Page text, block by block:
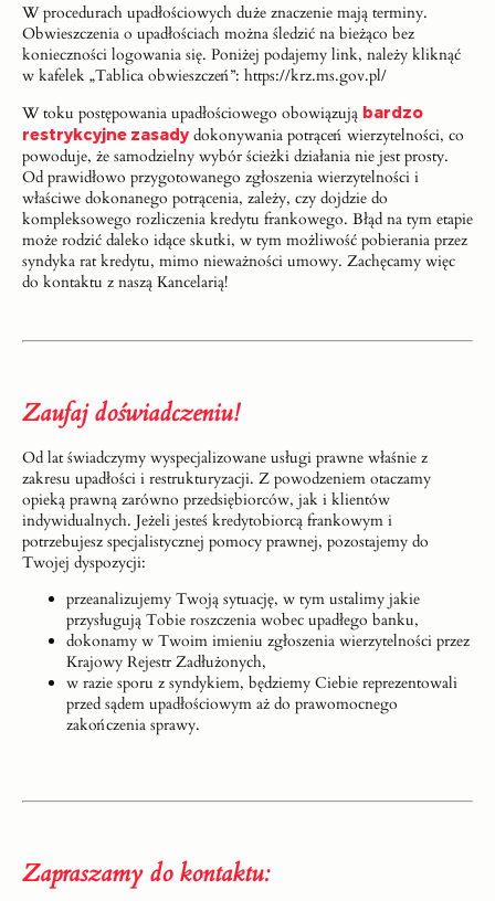
W procedurach upadłościowych duże znaczenie mają terminy.
Obwieszczenia o upadłościach można śledzić na bieżąco bez
konieczności logowania się. Poniżej podajemy link, należy kliknąć
w kafelek „Tablica obwieszczeń”: https://krz.ms.gov.pl/
W toku postępowania upadłościowego obowiązują bardzo
restrykcyjne zasady dokonywania potrąceń wierzytelności, co
powoduje, że samodzielny wybór ścieżki działania nie jest prosty.
Od prawidłowo przygotowanego zgłoszenia wierzytelności i
właściwe dokonanego potrącenia, zależy, czy dojdzie do
kompleksowego rozliczenia kredytu frankowego. Błąd na tym etapie
może rodzić daleko idące skutki, w tym możliwość pobierania przez
syndyka rat kredytu, mimo nieważności umowy. Zachęcamy więc
do kontaktu z naszą Kancelarią!
Zaufaj doświadczeniu!
Od lat świadczymy wyspecjalizowane usługi prawne właśnie z
zakresu upadłości i restrukturyzacji. Z powodzeniem otaczamy
opieką prawną zarówno przedsiębiorców, jak i klientów
indywidualnych. Jeżeli jesteś kredytobiorcą frankowym i
potrzebujesz specjalistycznej pomocy prawnej, pozostajemy do
Twojej dyspozycji:
przeanalizujemy Twoją sytuację, w tym ustalimy jakie
przysługują Tobie roszczenia wobec upadłego banku,
dokonamy w Twoim imieniu zgłoszenia wierzytelności przez
Krajowy Rejestr Zadłużonych,
w razie sporu z syndykiem, będziemy Ciebie reprezentowali
przed sądem upadłościowym aż do prawomocnego
zakończenia sprawy.
Zapraszamy do kontaktu: